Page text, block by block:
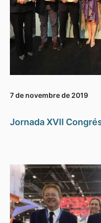
7 de novembre de 2019
Jornada XVII